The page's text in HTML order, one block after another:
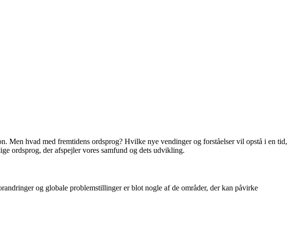
hvad med fremtidens ordsprog? Hvilke nye vendinger og forståelser vil opstå i en tid,
ordsprog, der afspejler vores samfund og dets udvikling.
og globale problemstillinger er blot nogle af de områder, der kan påvirke